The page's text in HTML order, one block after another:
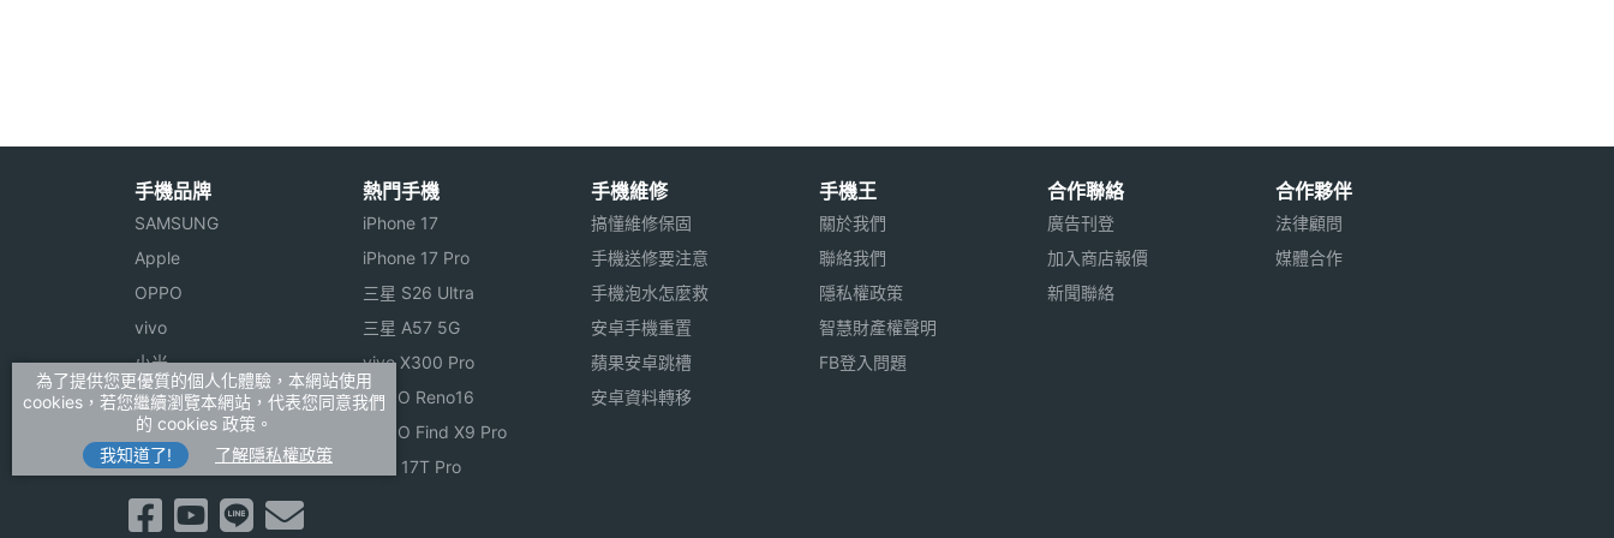
◎ 內建 512MB RAM / 1GB ROM 記憶體組合
◎ 可透過 microSD 記憶卡擴充、最高至 32GB 記憶體容量
※本文為 SOGI 手機王版權所有，未經授權不得轉載使用※
主螢幕尺寸 4.3 吋
相機規格
主相機畫素 500 萬畫素
主相機感光元件
相機功能
手機品牌
SAMSUNG
Apple
OPPO
vivo
小米
ASUS
Sony
realme
熱門手機
iPhone 17
iPhone 17 Pro
三星 S26 Ultra
三星 A57 5G
vivo X300 Pro
OPPO Reno16
OPPO Find X9 Pro
小米 17T Pro
手機維修
搞懂維修保固
手機送修要注意
手機泡水怎麼救
安卓手機重置
蘋果安卓跳槽
安卓資料轉移
手機王
關於我們
聯絡我們
隱私權政策
智慧財產權聲明
FB登入問題
合作聯絡
廣告刊登
加入商店報價
新聞聯絡
合作夥伴
法律顧問
媒體合作
為了提供您更優質的個人化體驗，本網站使用
cookies，若您繼續瀏覽本網站，代表您同意我們
的 cookies 政策。
我知道了!
了解隱私權政策